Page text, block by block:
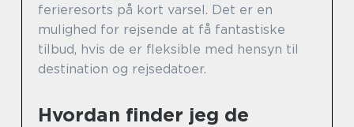
ferieresorts på kort varsel. Det er en
mulighed for rejsende at få fantastiske
tilbud, hvis de er fleksible med hensyn til
destination og rejsedatoer.
Hvordan finder jeg de